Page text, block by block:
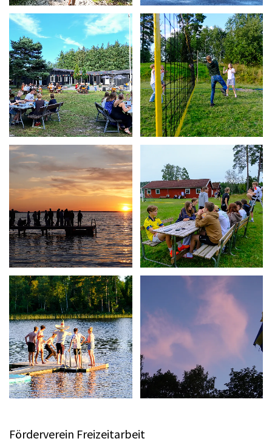
Förderverein Freizeitarbeit